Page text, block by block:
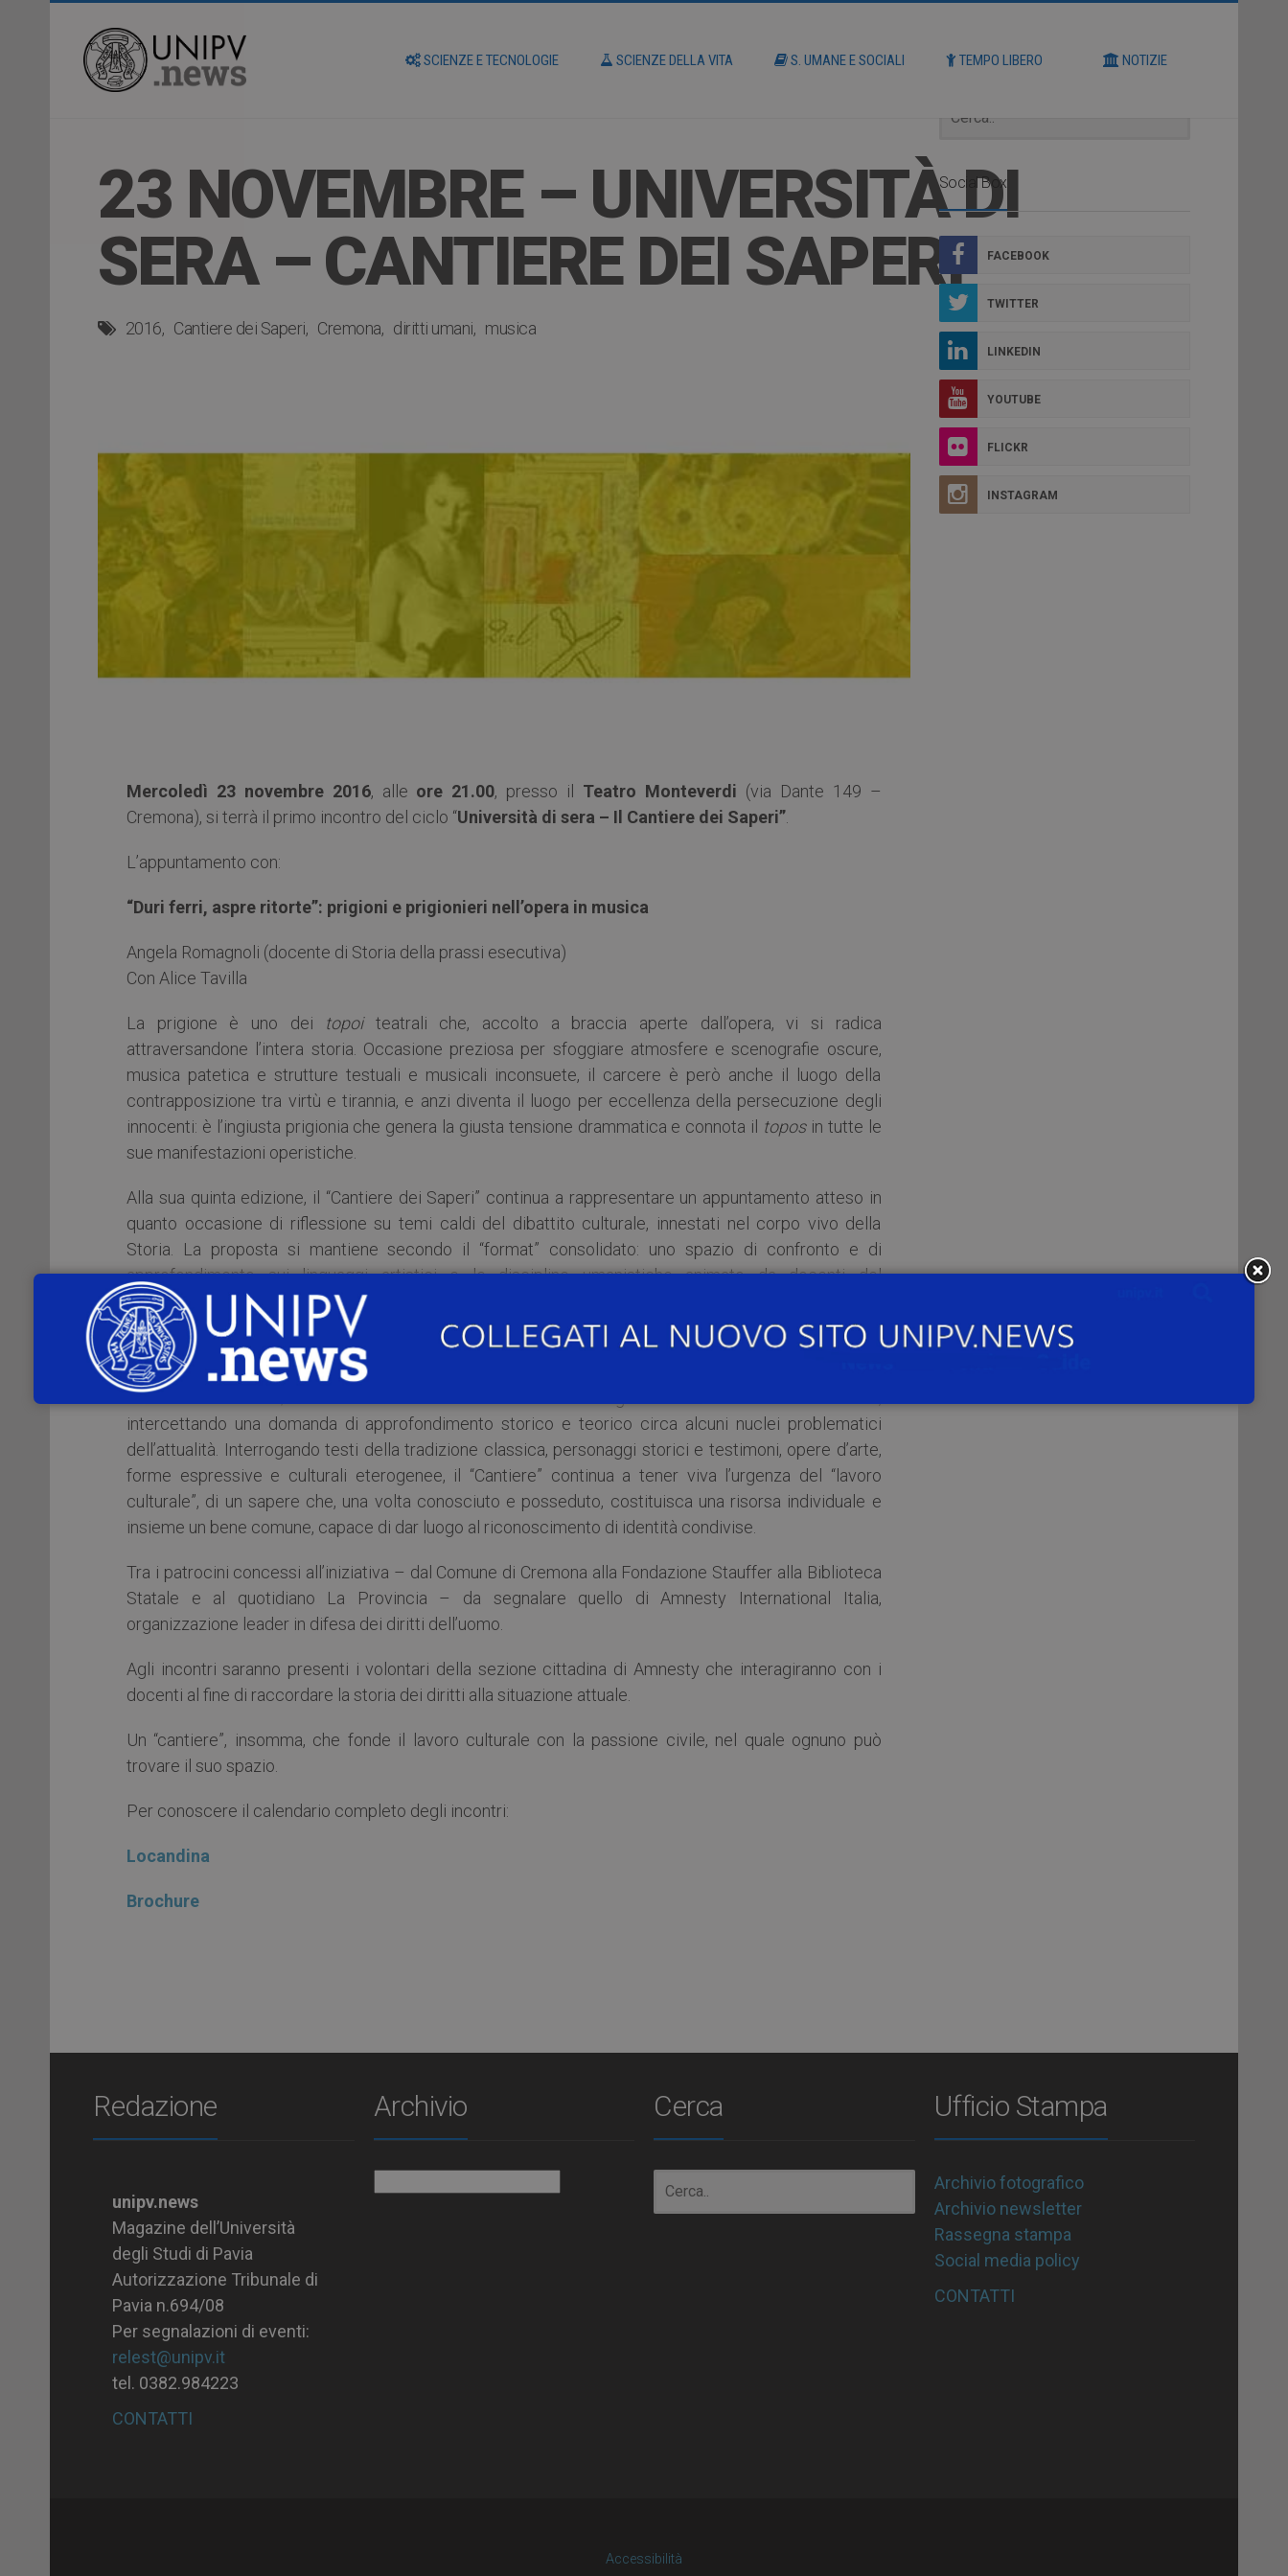
SCIENZE E TECNOLOGIE SCIENZE DELLA VITA S. UMANE E SOCIALI TEMPO LIBERO NOTIZIE
23 NOVEMBRE – UNIVERSITÀ DI
SERA – CANTIERE DEI SAPERI
2016 Cantiere dei Saperi Cremona diritti umani musica
Mercoledì 23 novembre 2016, alle ore 21.00, presso il Teatro Monteverdi (via Dante 149 –
Cremona), si terrà il primo incontro del ciclo “Università di sera – Il Cantiere dei Saperi”.
L’appuntamento con:
“Duri ferri, aspre ritorte”: prigioni e prigionieri nell’opera in musica
Angela Romagnoli (docente di Storia della prassi esecutiva)
Con Alice Tavilla
La prigione è uno dei topoiteatrali che, accolto a braccia aperte dall’opera, vi si radica
attraversandone l’intera storia. Occasione preziosa per sfoggiare atmosfere e scenografie oscure,
musica patetica e strutture testuali e musicali inconsuete, il carcere è però anche il luogo della
contrapposizione tra virtù e tirannia, e anzi diventa il luogo per eccellenza della persecuzione degli
innocenti: è l’ingiusta prigionia che genera la giusta tensione drammatica e connota il toposin tutte le
sue manifestazioni operistiche.
Alla sua quinta edizione, il “Cantiere dei Saperi” continua a rappresentare un appuntamento atteso in
quanto occasione di riflessione su temi caldi del dibattito culturale, innestati nel corpo vivo della
Storia. La proposta si mantiene secondo il “format” consolidato: uno spazio di confronto e di
approfondimento sui linguaggi artistici e le discipline umanistiche animato da docenti del
Dipartimento di Musicologia e Beni Culturali dell’Università di Pavia, sede di Cremona, con il supporto
di laureandi, laureati, dottorandi e studenti esperti, nel clima di virtuoso interscambio che costituisce la
cifra distintiva del campus cremonese.
Per l’edizione 2016/17 si è scelto di affrontare da varie angolature il tema dei diritti umani,
intercettando una domanda di approfondimento storico e teorico circa alcuni nuclei problematici
dell’attualità. Interrogando testi della tradizione classica, personaggi storici e testimoni, opere d’arte,
forme espressive e culturali eterogenee, il “Cantiere” continua a tener viva l’urgenza del “lavoro
culturale”, di un sapere che, una volta conosciuto e posseduto, costituisca una risorsa individuale e
insieme un bene comune, capace di dar luogo al riconoscimento di identità condivise.
Tra i patrocini concessi all’iniziativa – dal Comune di Cremona alla Fondazione Stauffer alla Biblioteca
Statale e al quotidiano La Provincia – da segnalare quello di Amnesty International Italia,
organizzazione leader in difesa dei diritti dell’uomo.
Agli incontri saranno presenti i volontari della sezione cittadina di Amnesty che interagiranno con i
docenti al fine di raccordare la storia dei diritti alla situazione attuale.
Un “cantiere”, insomma, che fonde il lavoro culturale con la passione civile, nel quale ognuno può
trovare il suo spazio.
Per conoscere il calendario completo degli incontri:
Locandina
Brochure
Social Box
FACEBOOK
TWITTER
LINKEDIN
YOUTUBE
FLICKR
INSTAGRAM
Redazione
unipv.news
Magazine dell’Università
degli Studi di Pavia
Autorizzazione Tribunale di
Pavia n.694/08
Per segnalazioni di eventi:
relest@unipv.it
tel. 0382.984223
CONTATTI
Archivio Cerca Ufficio Stampa
Archivio fotografico
Archivio newsletter
Rassegna stampa
Social media policy
CONTATTI
Accessibilità